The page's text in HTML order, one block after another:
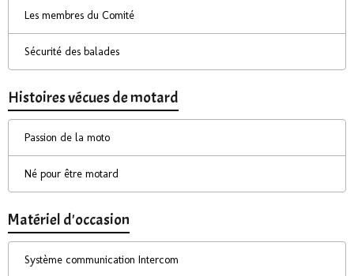
Les membres du Comité
Sécurité des balades
Histoires vécues de motard
Passion de la moto
Né pour être motard
Matériel d'occasion
Système communication Intercom